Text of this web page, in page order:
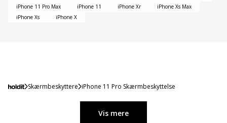
iPhone 11 Pro Max
iPhone 11 iPhone Xr
iPhone Xs Max
iPhone Xs
iPhone X
Skærmbeskyttere iPhone 11 Pro Skærmbeskyttelse
Vis mere